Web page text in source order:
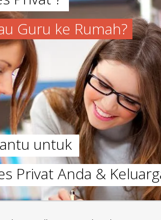
Guru ke Rumah?
untuk
Privat Anda &